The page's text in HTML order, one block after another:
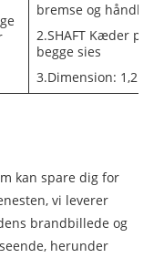
bremse og
2.SHAFT Kæder på
begge sies
3.Dimension: 1,2 m
kan spare dig for
vi leverer
brandbillede og
herunder